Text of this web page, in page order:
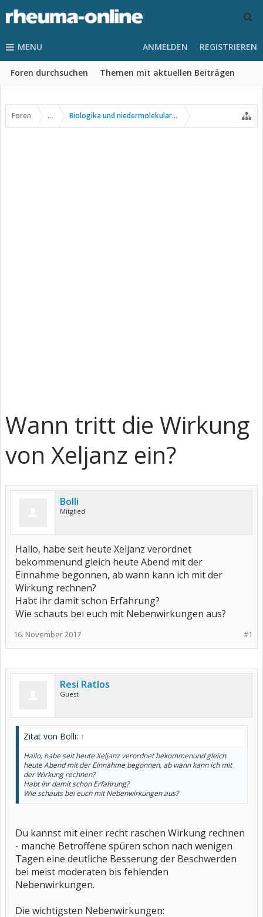
MENU
Foren durchsuchen Themen mit aktuellen Beiträgen
ANMELDEN REGISTRIEREN
Foren ... Biologika und niedermolekulare Wirkstoffe
Wann tritt die Wirkung
von Xeljanz ein?
Bolli
Mitglied
Hallo, habe seit heute Xeljanz verordnet
bekommenund gleich heute Abend mit der
Einnahme begonnen, ab wann kann ich mit der
Wirkung rechnen?
Habt ihr damit schon Erfahrung?
Wie schauts bei euch mit Nebenwirkungen aus?
#1
16. November 2017
Resi Ratlos
Guest
Zitat von Bolli: ↑
Hallo, habe seit heute Xeljanz verordnet bekommenund gleich
heute Abend mit der Einnahme begonnen, ab wann kann ich mit
der Wirkung rechnen?
Habt ihr damit schon Erfahrung?
Wie schauts bei euch mit Nebenwirkungen aus?
Du kannst mit einer recht raschen Wirkung rechnen
- manche Betroffene spüren schon nach wenigen
Tagen eine deutliche Besserung der Beschwerden
bei meist moderaten bis fehlenden
Nebenwirkungen.
Die wichtigsten Nebenwirkungen: